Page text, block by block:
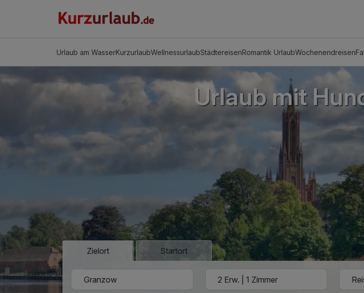
Urlaub am WasserKurzurlaubWellnessurlaubStädtereisenRomantik UrlaubWochenendreisen
Urlaub mit
Zielort Startort